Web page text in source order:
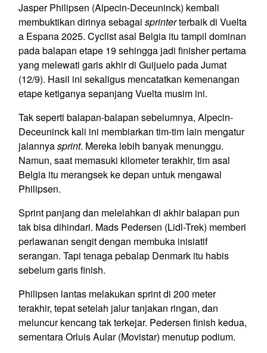
Jasper Philipsen (Alpecin-Deceuninck) kembali
membuktikan dirinya sebagai sprinterterbaik di Vuelta
a Espana 2025. Cyclist asal Belgia itu tampil dominan
pada balapan etape 19 sehingga jadi finisher pertama
yang melewati garis akhir di Guijuelo pada Jumat
(12/9). Hasil ini sekaligus mencatatkan kemenangan
etape ketiganya sepanjang Vuelta musim ini.
Tak seperti balapan-balapan sebelumnya, Alpecin-
Deceuninck kali ini membiarkan tim-tim lain mengatur
jalannyasprint. Mereka lebih banyak menunggu.
Namun, saat memasuki kilometer terakhir, tim asal
Belgia itu merangsek ke depan untuk mengawal
Philipsen.
Sprint panjang dan melelahkan di akhir balapan pun
tak bisa dihindari. Mads Pedersen (Lidl-Trek) memberi
perlawanan sengit dengan membuka inisiatif
serangan. Tapi tenaga pebalap Denmark itu habis
sebelum garis finish.
Philipsen lantas melakukan sprint di 200 meter
terakhir, tepat setelah jalur tanjakan ringan, dan
meluncur kencang tak terkejar. Pedersen finish kedua,
sementara Orluis Aular (Movistar) menutup podium.